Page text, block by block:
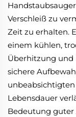
Verschleiß zu
Zeit zu erhalten.
einem kühlen,
Überhitzung und
sichere
Lebensdauer
Bedeutung